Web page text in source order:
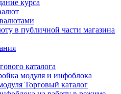
курса
в публичной части магазина
каталога
модуля и инфоблока
Торговый каталог